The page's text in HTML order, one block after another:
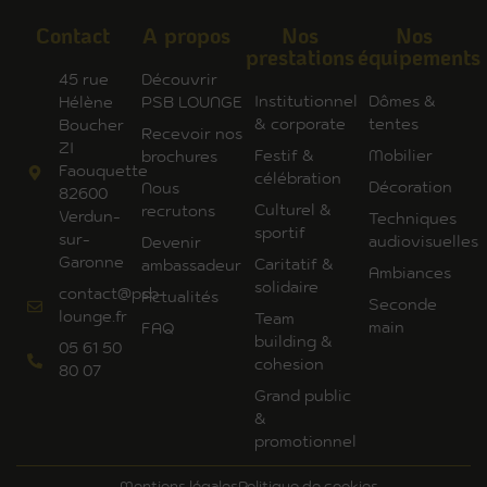
Contact
45 rue
Hélène
Boucher
ZI
Faouquette
82600
Verdun-
sur-
Garonne
contact@psb-
lounge.fr
05 61 50
80 07
A propos
Découvrir
PSB LOUNGE
Recevoir nos
brochures
Nous
recrutons
Devenir
ambassadeur
Actualités
FAQ
Nos
prestations
Institutionnel
& corporate
Festif &
célébration
Culturel &
sportif
Caritatif &
solidaire
Team
building &
cohesion
Grand public
&
promotionnel
Nos
équipements
Dômes &
tentes
Mobilier
Décoration
Techniques
audiovisuelles
Ambiances
Seconde
main